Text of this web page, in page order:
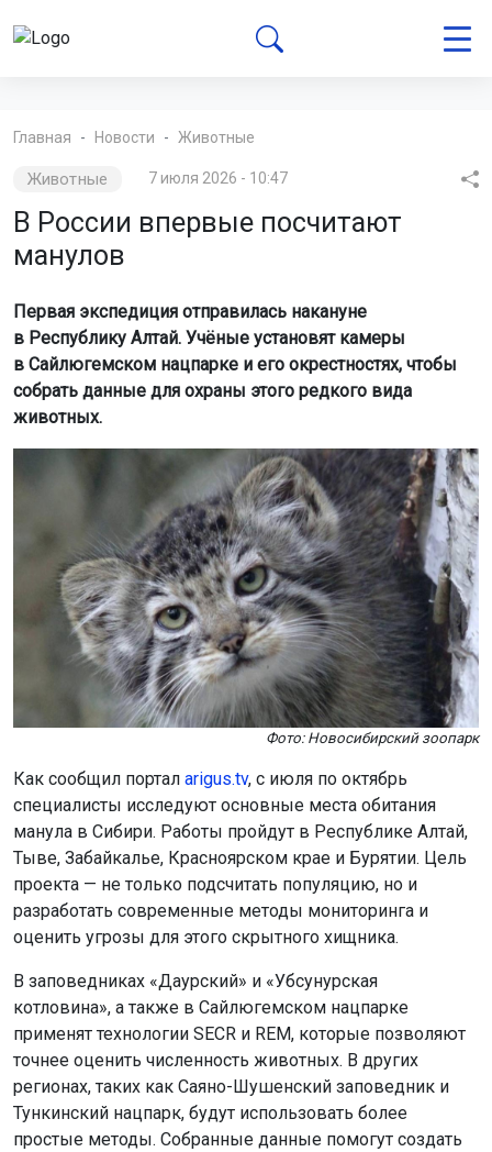
Главная Новости Животные
Животные 7 июля 2026 - 10:47
В России впервые посчитают
манулов
Первая экспедиция отправилась накануне
в Республику Алтай. Учёные установят камеры
в Сайлюгемском нацпарке и его окрестностях, чтобы
собрать данные для охраны этого редкого вида
животных.
Фото: Новосибирский зоопарк
Как сообщил портал arigus.tv, с июля по октябрь
специалисты исследуют основные места обитания
манула в Сибири. Работы пройдут в Республике Алтай,
Тыве, Забайкалье, Красноярском крае и Бурятии. Цель
проекта — не только подсчитать популяцию, но и
разработать современные методы мониторинга и
оценить угрозы для этого скрытного хищника.
В заповедниках «Даурский» и «Убсунурская
котловина», а также в Сайлюгемском нацпарке
применят технологии SECR и REM, которые позволяют
точнее оценить численность животных. В других
регионах, таких как Саяно-Шушенский заповедник и
Тункинский нацпарк, будут использовать более
простые методы. Собранные данные помогут создать